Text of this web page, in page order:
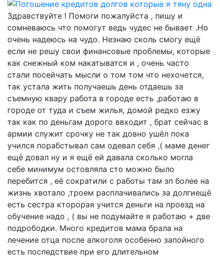
Здравствуйте ! Помоги пожалуйста , пишу и
сомневаюсь что помогут ведь чудес не бывает .Но
очень надеюсь на чудо. Незнаю сколь смогу ещё
если не решу свои финансовые проблемы, которые
как снежный ком накатыватся и , очень часто
стали посейчать мысли о том том что нехочется,
так устала жить получаешь день отдаешь за
съемную квару работа в городе есть ,работаю в
городе от туда и съем жилья, домой редко езжу
так как по деньгам дорого ввходит , брат сейчас в
армии служит срочку не так довно ушёл пока
учился порабстывал сам одевал себя ,( маме денег
ещё довал ну и я ещё ей давала сколько могла
себе минимум остовляла сто можно было
перебится , её сократили с работы там зп более на
жизнь хвотало ,троем расплачивались за долгиещё
есть сестра кторорая учится деньги на проезд на
обучение надо , ( вы не подумайте я работаю + две
подрободки. Много кредитов мама брала на
лечение отца после алкоголя особенно запойного
есть последствие при его длительном